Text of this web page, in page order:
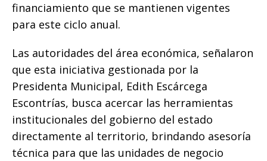
financiamiento que se mantienen vigentes
para este ciclo anual.
​Las autoridades del área económica, señalaron
que esta iniciativa gestionada por la
Presidenta Municipal, Edith Escárcega
Escontrías, busca acercar las herramientas
institucionales del gobierno del estado
directamente al territorio, brindando asesoría
técnica para que las unidades de negocio